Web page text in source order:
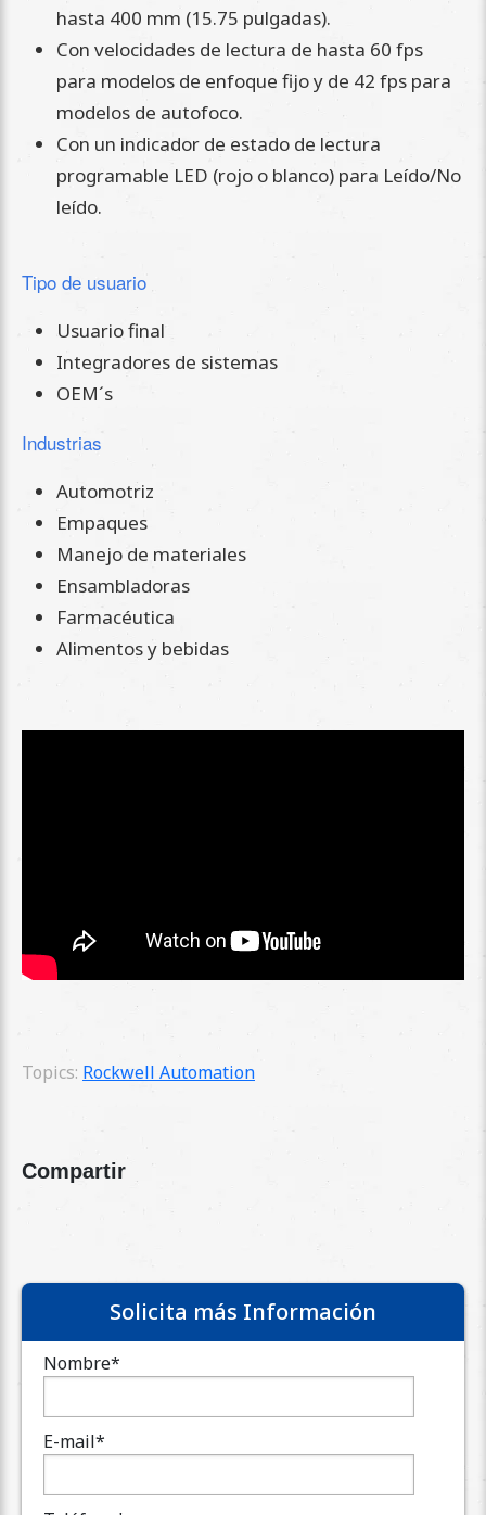
hasta 400 mm (15.75 pulgadas).
Con velocidades de lectura de hasta 60 fps
para modelos de enfoque fijo y de 42 fps para
modelos de autofoco.
Con un indicador de estado de lectura
programable LED (rojo o blanco) para Leído/No
leído.
Tipo de usuario
Usuario final
Integradores de sistemas
OEM´s
Industrias
Automotriz
Empaques
Manejo de materiales
Ensambladoras
Farmacéutica
Alimentos y bebidas
Topics: Rockwell Automation
Compartir
Solicita más Información
Nombre*
E-mail*